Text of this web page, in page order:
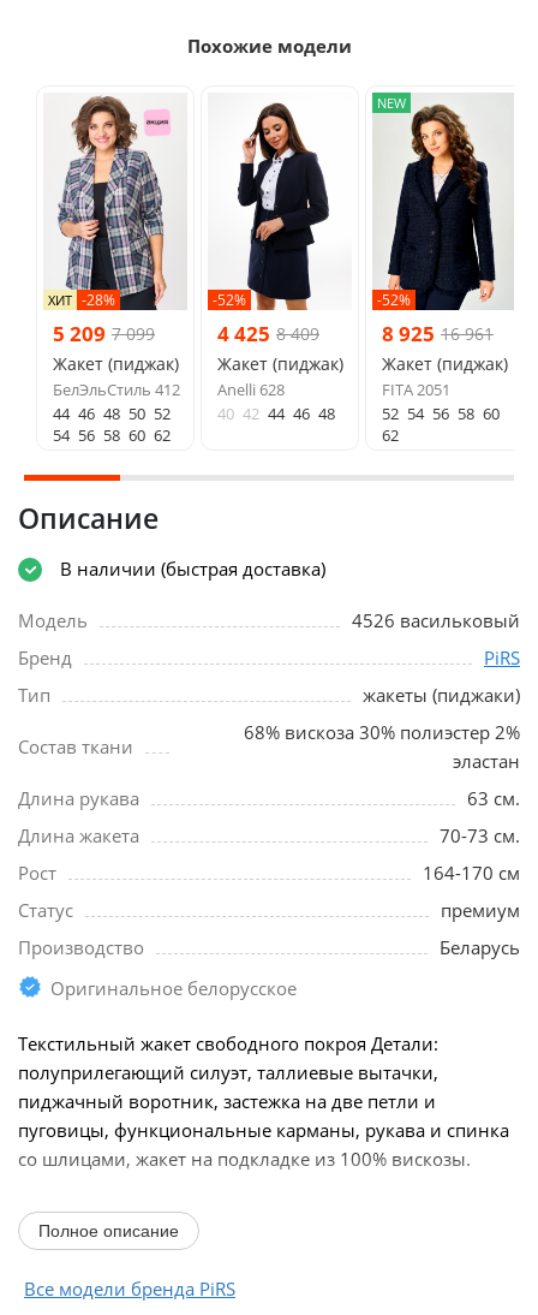
Похожие модели
ХИТ -28%
5 209 7 099
Жакет (пиджак)
БелЭльСтиль 412
44 46 48 50 52
54 56 58 60 62
-52%
4 425 8 409
Жакет (пиджак)
Anelli 628
40 42 44 46 48
NEW
-52%
8 925 16 961
Жакет (пиджак)
FITA 2051
52 54 56 58 60
62
Описание
В наличии (быстрая доставка)
Модель
4526 васильковый
Бренд
PiRS
Тип
жакеты (пиджаки)
Состав ткани
68% вискоза 30% полиэстер 2%
эластан
Длина рукава
63 см.
Длина жакета
70-73 см.
Рост
164-170 см
Статус
премиум
Производство
Беларусь
Оригинальное белорусское
Текстильный жакет свободного покроя Детали:
полуприлегающий силуэт, таллиевые вытачки,
пиджачный воротник, застежка на две петли и
пуговицы, функциональные карманы, рукава и спинка
со шлицами, жакет на подкладке из 100% вискозы.
Длина по спинке около 70 см в размерах 40-46 и около
73 см в...
Полное описание
Все модели бренда PiRS